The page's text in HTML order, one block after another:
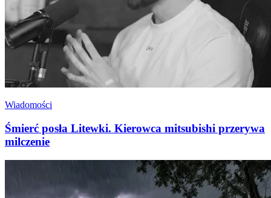
Wiadomości
Śmierć posła Litewki. Kierowca mitsubishi przerywa
milczenie